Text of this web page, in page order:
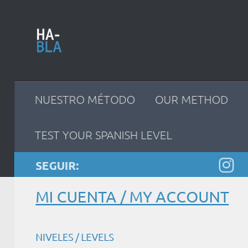
NUESTRO MÉTODO OUR METHOD
TEST YOUR SPANISH LEVEL
SEGUIR:
MI CUENTA / MY ACCOUNT
NIVELES / LEVELS